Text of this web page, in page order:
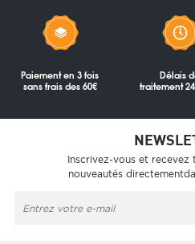
Paiement en 3 fois
sans frais des 60€
Délais
traitement
Inscrivez-vous et
nouveautés